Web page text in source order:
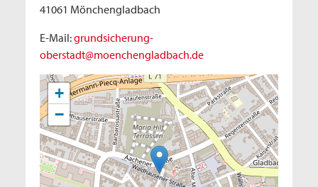
41061 Mönchengladbach
E-Mail:grundsicherung-
oberstadt@moenchengladbach.de
+
−